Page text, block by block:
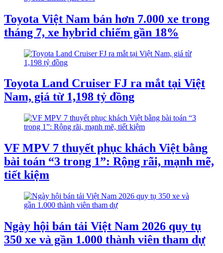
Toyota Việt Nam bán hơn 7.000 xe trong
tháng 7, xe hybrid chiếm gần 18%
Toyota Land Cruiser FJ ra mắt tại Việt
Nam, giá từ 1,198 tỷ đồng
VF MPV 7 thuyết phục khách Việt bằng
bài toán “3 trong 1”: Rộng rãi, mạnh mẽ,
tiết kiệm
Ngày hội bán tải Việt Nam 2026 quy tụ
350 xe và gần 1.000 thành viên tham dự